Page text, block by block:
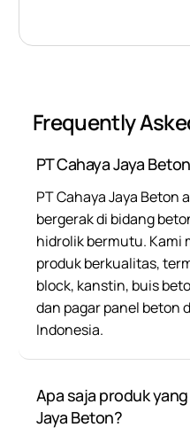
Frequently
PT Cahaya Jaya
PT Cahaya Jaya Beton
bergerak di bidang
hidrolik bermutu. Kami
produk berkualitas,
block, kanstin, buis
dan pagar panel beton
Indonesia.
Apa saja produk
Jaya Beton?